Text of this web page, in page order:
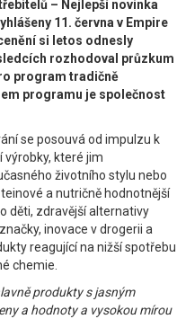
– Nejlepší novinka
11. června v Empire
si letos odnesly
rozhodoval průzkum
program tradičně
programu je společnost
se posouvá od impulzu k
které jim
životního stylu nebo
a nutričně hodnotnější
děti, zdravější alternativy
inovace v drogerii a
reagující na nižší spotřebu
chemie.
produkty s jasným
a hodnoty a vysokou mírou